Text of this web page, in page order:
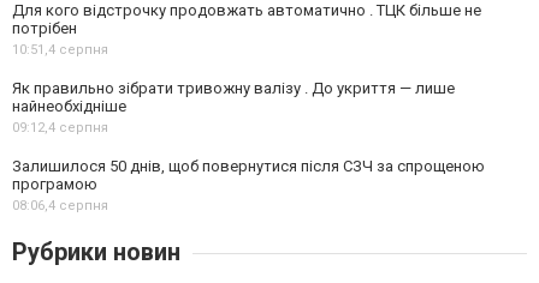
Для кого відстрочку продовжать автоматично . ТЦК більше не
потрібен
10:51,4 серпня
Як правильно зібрати тривожну валізу . До укриття — лише
найнеобхідніше
09:12,4 серпня
Залишилося 50 днів, щоб повернутися після СЗЧ за спрощеною
програмою
08:06,4 серпня
Рубрики новин